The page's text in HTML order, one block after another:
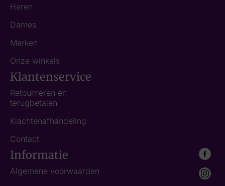
Heren
Dames
Merken
Onze winkels
Klantenservice
Retourneren en
terugbetalen
Klachtenafhandeling
Contact
Informatie
Algemene voorwaarden